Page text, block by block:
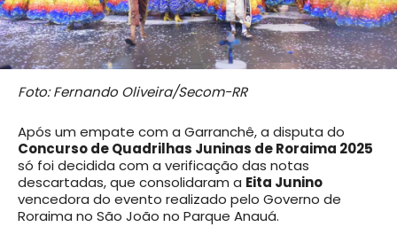
Foto: Fernando Oliveira/Secom-RR
Após um empate com a Garranchê, a disputa do
Concurso de Quadrilhas Juninas de Roraima 2025
só foi decidida com a verificação das notas
descartadas, que consolidaram a Eita Junino
vencedora do evento realizado pelo Governo de
Roraima no São João no Parque Anauá.